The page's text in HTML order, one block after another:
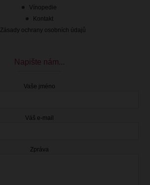
Vínopedie
Kontakt
Zásady ochrany osobních údajů
Napište nám...
Vaše jméno
Váš e-mail
Zpráva